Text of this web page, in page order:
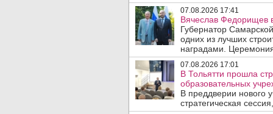
07.08.2026 17:41
Вячеслав Федорищев
Губернатор
одних из лучших
наградами.
07.08.2026 17:01
В Тольятти прошла
образовательных
В преддверии нового
стратегическая